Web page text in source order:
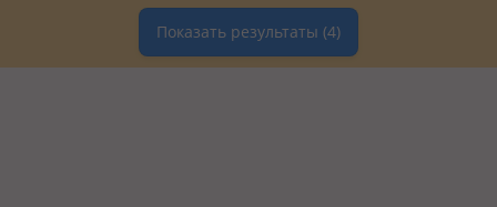
Показать результаты (4)